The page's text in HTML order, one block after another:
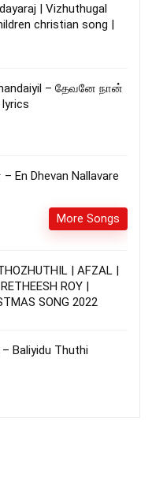
| Vizhuthugal
christian song |
– தேவனே நான்
Dhevan Nallavare
More Songs
| AFZAL |
ROY |
SONG 2022
– Baliyidu Thuthi